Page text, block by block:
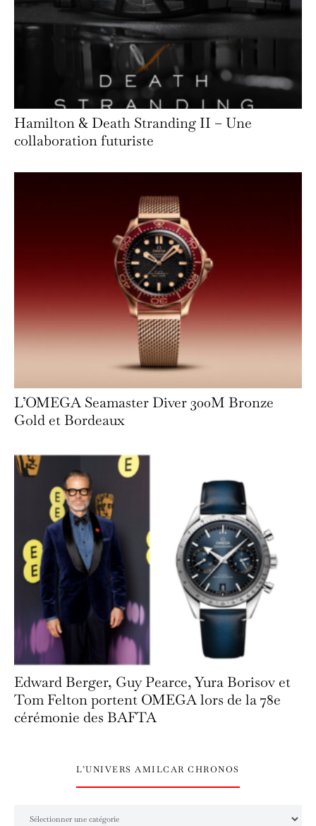
Hamilton & Death Stranding II – Une
collaboration futuriste
L’OMEGA Seamaster Diver 300M Bronze
Gold et Bordeaux
Edward Berger, Guy Pearce, Yura Borisov et
Tom Felton portent OMEGA lors de la 78e
cérémonie des BAFTA
L’UNIVERS AMILCAR CHRONOS